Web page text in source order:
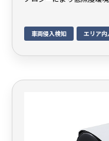
車両侵入検知 エリア内